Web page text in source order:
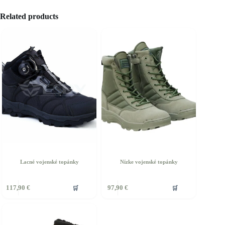
Related products
Lacné vojenské topánky
117,90€ 🛒
Nízke vojenské topánky
97,90 € 🛒